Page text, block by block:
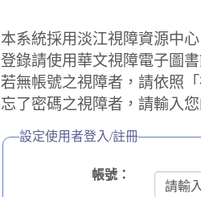
本系統採用淡江視障資源中
登錄請使用華文視障電子圖
若無帳號之視障者，請依照
忘了密碼之視障者，請輸入
設定使用者登入/註冊
帳號：